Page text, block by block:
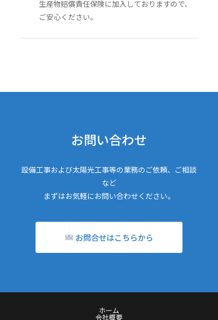
生産物賠償責任保険に加入しておりますので、
ご安心ください。
お問い合わせ
設備工事および太陽光工事等の業務のご依頼、ご相談
など
まずはお気軽にお問い合わせください。
お問合せはこちらから
ホーム
会社概要